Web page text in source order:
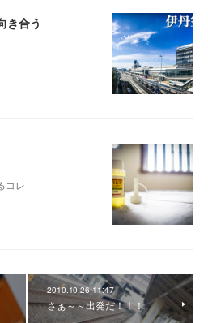
き合う
コレ
2010.10.26 11:47
さぁ～～出発だ！！！